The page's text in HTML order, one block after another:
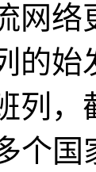
络更
的始
列，
个国